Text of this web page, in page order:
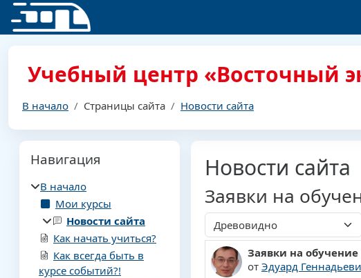
Перейти к основному содержанию
Учебный центр «Восточный
В начало Страницы сайта Новости сайта
Новости сайта
Заявки на
Режим отображения
Заявки на обучение
от Эдуард
Количество ответов: 0
Блоки
Навигация
В начало
Мои курсы
Новости сайта
Как начать учиться?
Как всегда быть в
курсе событий?!